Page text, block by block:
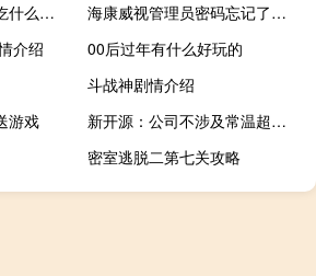
女人腿肿是什么原因吃什么药好（女人腿肿是什么原因）
海康威视管理员密码忘记了怎么办（管理员密码忘记了怎么办）
介绍
00后过年有什么好玩的
斗战神剧情介绍
游戏
新开源：公司不涉及常温超导相关的业务
密室逃脱二第七关攻略